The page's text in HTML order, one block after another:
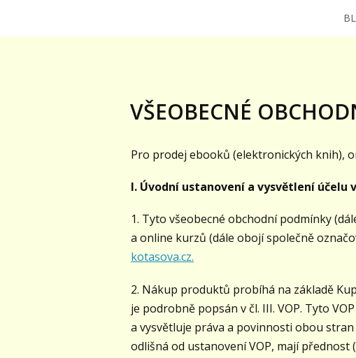
VŠEOBECNÉ
Pro prodej ebooků (elektronických knih),
I. Úvodní ustanovení a vysvětlení účelu
1. Tyto všeobecné obchodní podmínky
a online kurzů (dále obojí společně
kotasova.cz.
2. Nákup produktů probíhá na základě
je podrobně popsán v čl. III. VOP. Tyto
a vysvětluje práva a povinnosti obou
odlišná od ustanovení VOP, mají přednost